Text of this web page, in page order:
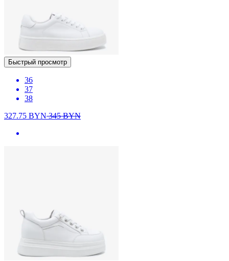
Быстрый просмотр
36
37
38
327.75 BYN345BYN